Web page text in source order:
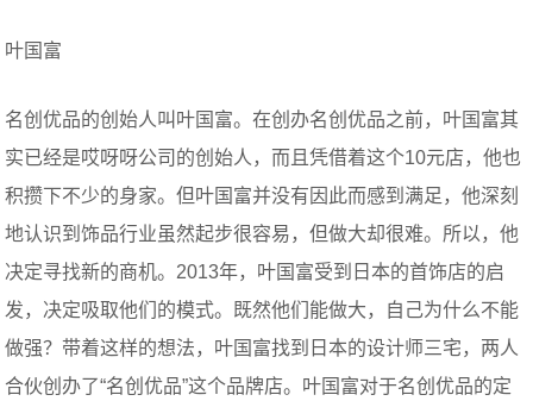
叶国富
名创优品的创始人叫叶国富。在创办名创优品之前，叶国富其
实已经是哎呀呀公司的创始人，而且凭借着这个10元店，他也
积攒下不少的身家。但叶国富并没有因此而感到满足，他深刻
地认识到饰品行业虽然起步很容易，但做大却很难。所以，他
决定寻找新的商机。2013年，叶国富受到日本的首饰店的启
发，决定吸取他们的模式。既然他们能做大，自己为什么不能
做强？带着这样的想法，叶国富找到日本的设计师三宅，两人
合伙创办了“名创优品”这个品牌店。叶国富对于名创优品的定